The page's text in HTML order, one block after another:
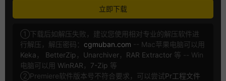
立即下载
①下载后如解压失败，建议您使用相对专业的解压软件进
行解压，解压密码： cgmuban.com -- Mac苹果电脑可以用
Keka ， BetterZip ， Unarchiver， RAR Extractor 等 -- Win
电脑可以用 WinRAR ， 7-Zip 等
②Premiere软件版本号不符合要求，可以尝试Pr工程文件